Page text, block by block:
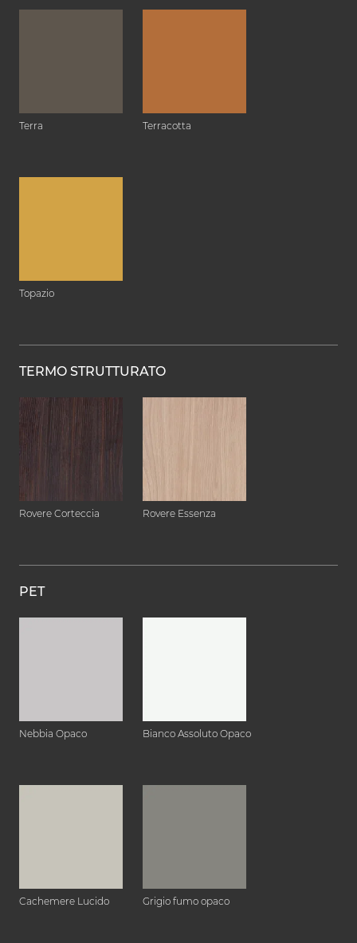
Terra Terracotta
Topazio
TERMO STRUTTURATO
Rovere Corteccia Rovere Essenza
PET
Nebbia Opaco Bianco Assoluto Opaco
Cachemere Lucido Grigio fumo opaco